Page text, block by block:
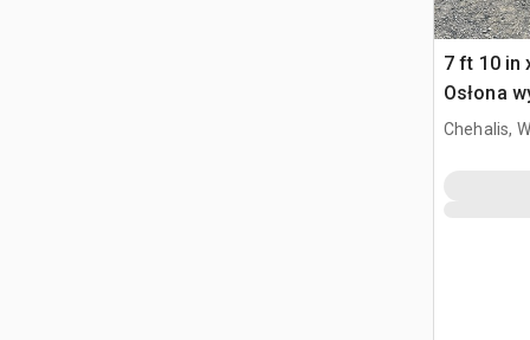
7 ft 10 in
Osłona
Chehalis,